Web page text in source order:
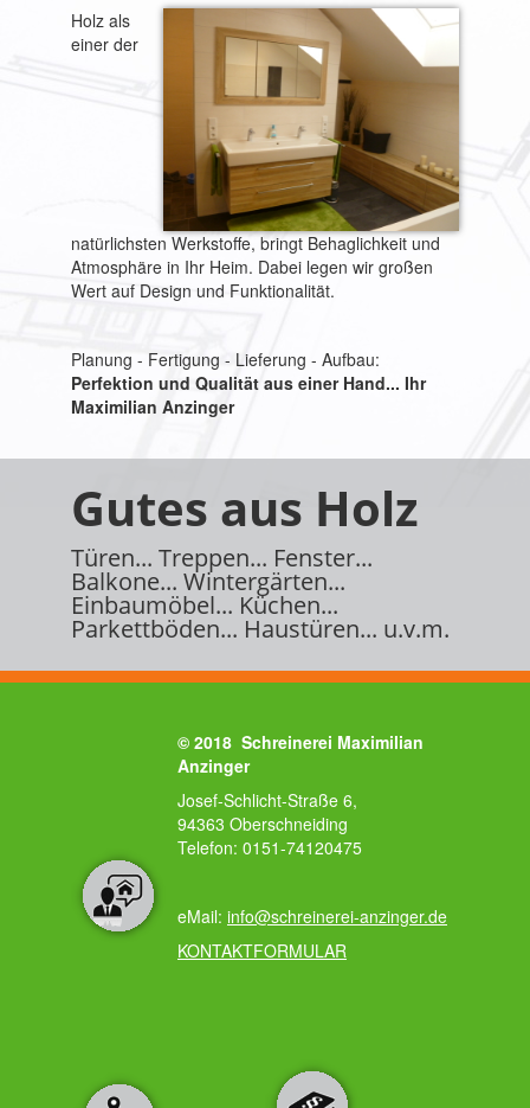
Holz als
einer der
natürlichsten Werkstoffe, bringt Behaglichkeit und
Atmosphäre in Ihr Heim. Dabei legen wir großen
Wert auf Design und Funktionalität.
Planung - Fertigung - Lieferung - Aufbau:
Perfektion und Qualität aus einer Hand... Ihr
Maximilian Anzinger
Gutes aus Holz
Türen... Treppen... Fenster...
Balkone... Wintergärten...
Einbaumöbel... Küchen...
Parkettböden... Haustüren... u.v.m.
© 2018 Schreinerei Maximilian
Anzinger
Josef-Schlicht-Straße 6,
94363 Oberschneiding
Telefon: 0151-74120475
eMail: info@schreinerei-anzinger.de
KONTAKTFORMULAR